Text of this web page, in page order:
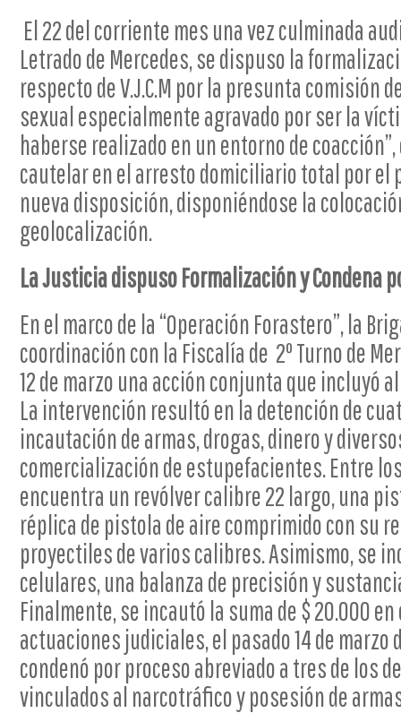
El 22 del corriente mes una vez culminada
Letrado de Mercedes, se dispuso la
respecto de V.J.C.M por la presunta comisión
sexual especialmente agravado por ser la
haberse realizado en un entorno de
cautelar en el arresto domiciliario total por el
nueva disposición, disponiéndose la
geolocalización.
La Justicia dispuso Formalización y Condena
En el marco de la “Operación Forastero”, la
coordinación con la Fiscalía de 2º Turno de
12 de marzo una acción conjunta que incluyó
La intervención resultó en la detención de
incautación de armas, drogas, dinero y
comercialización de estupefacientes. Entre
encuentra un revólver calibre 22 largo, una
réplica de pistola de aire comprimido con su
proyectiles de varios calibres. Asimismo, se
celulares, una balanza de precisión y
Finalmente, se incautó la suma de $ 20.000
actuaciones judiciales, el pasado 14 de marzo
condenó por proceso abreviado a tres de los
vinculados al narcotráfico y posesión de